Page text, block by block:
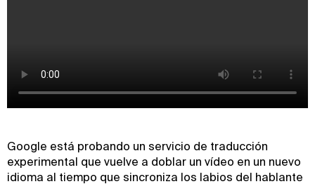
Google está probando un servicio de traducción
experimental que vuelve a doblar un vídeo en un nuevo
idioma al tiempo que sincroniza los labios del hablante